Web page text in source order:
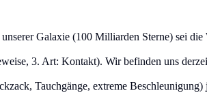
Galaxie (100 Milliarden Sterne) sei
3. Art: Kontakt). Wir befinden uns
Tauchgänge, extreme Beschleunigung)